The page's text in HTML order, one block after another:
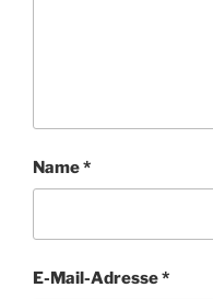
Name*
E-Mail-Adresse*